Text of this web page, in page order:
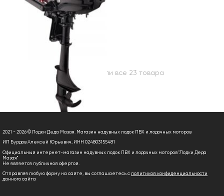
Вы посмотрели все 23 товара
2021 - 2026 © Лодки Деда Мазая. Магазин надувных лодок ПВХ и лодочных моторов
ИП Бурдов Алексей Юрьевич, ИНН 024803155481
Официальный интернет-магазин надувных лодок ПВХ и лодочных моторов "Лодки Деда
Мазая"
Не является публичной офертой.
Отправляя любую форму на сайте, вы соглашаетесь с политикой конфиденциальности
данного сайта